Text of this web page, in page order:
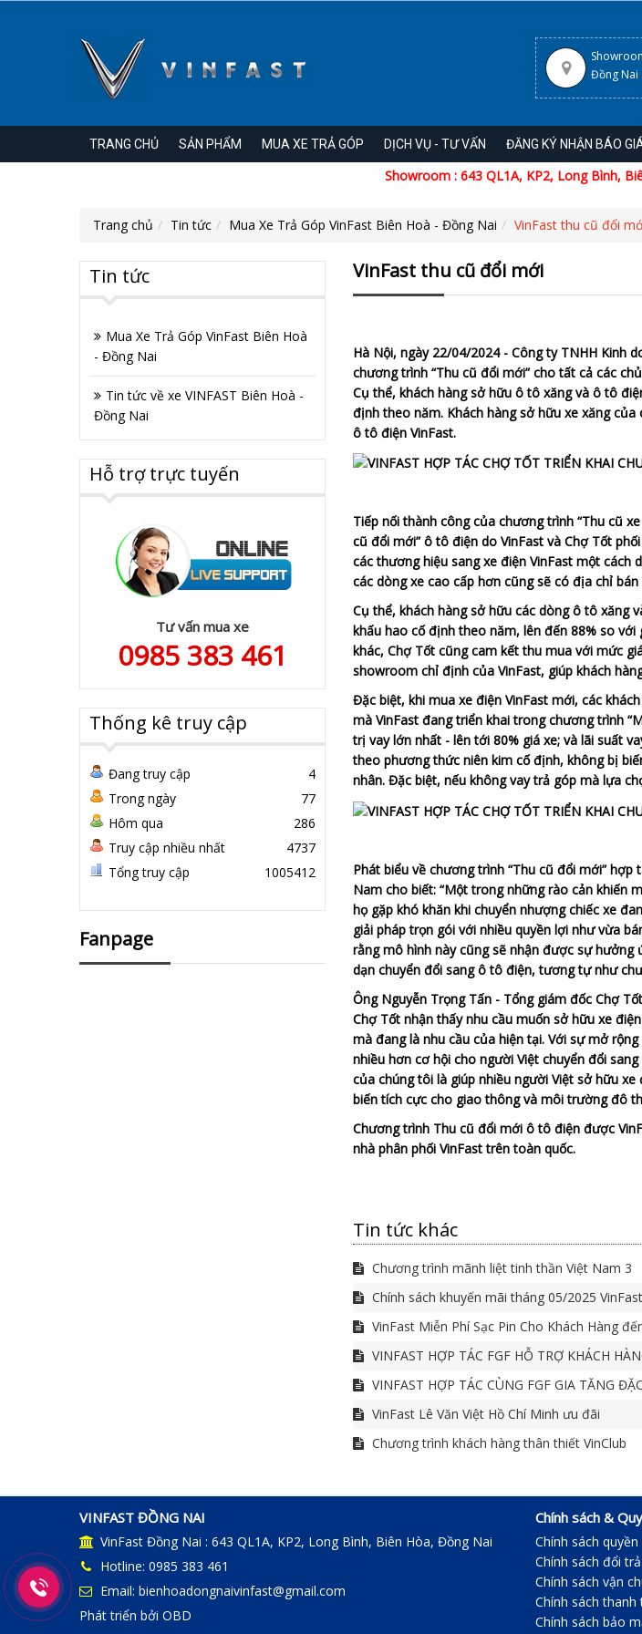
Đồng Nai
TRANG CHỦ SẢN PHẨM MUA XE TRẢ GÓP DỊCH VỤ - TƯ VẤN ĐĂNG KÝ NHẬN BÁO
Showroom : 643 QL1A, KP2, Long Bình, Biên
Trang chủ Tin tức Mua Xe Trả Góp VinFast Biên Hoà - Đồng Nai VinFast thu cũ đổi
VinFast thu cũ đổi mới
Hà Nội, ngày 22/04/2024 - Công ty TNHH Kinh
chương trình “Thu cũ đổi mới” cho tất cả các
Cụ thể, khách hàng sở hữu ô tô xăng và ô tô
định theo năm. Khách hàng sở hữu xe xăng
ô tô điện VinFast.
Tiếp nối thành công của chương trình “Thu cũ
cũ đổi mới” ô tô điện do VinFast và Chợ Tốt
các thương hiệu sang xe điện VinFast một cách
các dòng xe cao cấp hơn cũng sẽ có địa chỉ
Cụ thể, khách hàng sở hữu các dòng ô tô xăng
khấu hao cố định theo năm, lên đến 88% so
khác, Chợ Tốt cũng cam kết thu mua với mức
showroom chỉ định của VinFast, giúp khách
Đặc biệt, khi mua xe điện VinFast mới, các
mà VinFast đang triển khai trong chương trình
trị vay lớn nhất - lên tới 80% giá xe; và lãi suất
theo phương thức niên kim cố định, không bị
nhân. Đặc biệt, nếu không vay trả góp mà lựa
Phát biểu về chương trình “Thu cũ đổi mới”
Nam cho biết: “Một trong những rào cản khiến
họ gặp khó khăn khi chuyển nhượng chiếc xe
giải pháp trọn gói với nhiều quyền lợi như vừa
rằng mô hình này cũng sẽ nhận được sự
dạn chuyển đổi sang ô tô điện, tương tự như
Ông Nguyễn Trọng Tấn - Tổng giám đốc Chợ
Chợ Tốt nhận thấy nhu cầu muốn sở hữu xe
mà đang là nhu cầu của hiện tại. Với sự mở
nhiều hơn cơ hội cho người Việt chuyển đổi
của chúng tôi là giúp nhiều người Việt sở hữu
biến tích cực cho giao thông và môi trường đô
Chương trình Thu cũ đổi mới ô tô điện được
nhà phân phối VinFast trên toàn quốc.
Tin tức khác
Chương trình mãnh liệt tinh thần Việt Nam 3
Chính sách khuyến mãi tháng 05/2025
VinFast Miễn Phí Sạc Pin Cho Khách Hàng
VINFAST HỢP TÁC FGF HỖ TRỢ KHÁCH
VINFAST HỢP TÁC CÙNG FGF GIA TĂNG
VinFast Lê Văn Việt Hồ Chí Minh ưu đãi
Chương trình khách hàng thân thiết VinClub
Tin tức
Mua Xe Trả Góp VinFast Biên Hoà
- Đồng Nai
Tin tức về xe VINFAST Biên Hoà -
Đồng Nai
Hỗ trợ trực tuyến
Tư vấn mua xe
0985 383 461
Thống kê truy cập
Đang truy cập
4
Trong ngày
77
Hôm qua
286
Truy cập nhiều nhất
4737
Tổng truy cập
1005412
Fanpage
VINFAST ĐỒNG NAI
VinFast Đồng Nai : 643 QL1A, KP2, Long Bình, Biên Hòa, Đồng Nai
Hotline: 0985 383 461
Email: bienhoadongnaivinfast@gmail.com
Phát triển bởi OBD
Chính sách &
Chính sách
Chính sách đổi trả
Chính sách vận
Chính sách thanh
Chính sách bảo